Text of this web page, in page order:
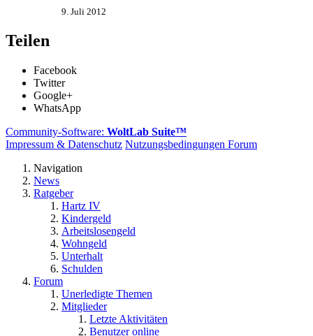
9. Juli 2012
Teilen
Facebook
Twitter
Google+
WhatsApp
Community-Software: WoltLab Suite™
Impressum & Datenschutz Nutzungsbedingungen Forum
Navigation
News
Ratgeber
Hartz IV
Kindergeld
Arbeitslosengeld
Wohngeld
Unterhalt
Schulden
Forum
Unerledigte Themen
Mitglieder
Letzte Aktivitäten
Benutzer online